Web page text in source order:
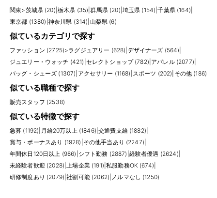
関東>茨城県 (20) 栃木県 (35) |群馬県 (20) 埼玉県 (154) |千葉県 (164)
東京都 (1380) 神奈川県 (314) 山梨県 (6)
似ているカテゴリで探す
ファッション (2725)>ラグジュアリー (628) デザイナーズ (564)
ジュエリー・ウォッチ (421) セレクトショップ (782) アパレル (2077)
バッグ・シューズ (1307) アクセサリー (1168) スポーツ (202) その他 (186)
似ている職種で探す
販売スタッフ (2538)
似ている特徴で探す
急募 (1192) 月給20万以上 (1846) |交通費支給 (1882)
賞与・ボーナスあり (1928) その他手当あり (2247)
年間休日120日以上 (986) シフト勤務 (2887) 経験者優遇 (2624)
未経験者歓迎 (2028)
上場企業 (191) |私服勤務OK (674)
研修制度あり (2079) |社割可能 (2062) ノルマなし (1250)